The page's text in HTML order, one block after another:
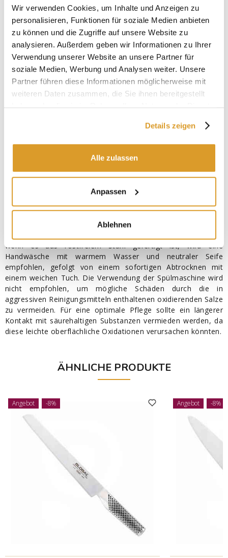
Wir verwenden Cookies, um Inhalte und Anzeigen zu
personalisieren, Funktionen für soziale Medien anbieten
zu können und die Zugriffe auf unsere Website zu
analysieren. Außerdem geben wir Informationen zu Ihrer
Verwendung unserer Website an unsere Partner für
soziale Medien, Werbung und Analysen weiter. Unsere
Partner führen diese Informationen möglicherweise mit
weiteren Daten zusammen, die Sie ihnen bereitgestellt
Details zeigen
Alle zulassen
Anpassen
Ablehnen
Als ideales Werkzeug für Profiköche und Kochbegeisterte
kombiniert das Global G-03 modernste Technologie mit
traditioneller japanischer Handwerkskunst und gewährleistet
höchste Leistung bei jeder Zubereitung.
Eigenschaften:
Marke: Global – Yoshikin
Serie: G
Modell: G-03
Legierung, Härte 56-58 HRC Rockwell)
Handgeschärft nach traditionellen japanischen Standards
Ergonomischer Griff
Nahtloses Design aus einem Stück
Hygienekonforme Materialien
wenn es aus rostfreiem Stahl gefertigt ist, wird eine
Handwäsche mit warmem Wasser und neutraler Seife
empfohlen, gefolgt von einem sofortigen Abtrocknen mit
einem weichen Tuch. Die Verwendung der Spülmaschine wird
nicht empfohlen, um mögliche Schäden durch die in
aggressiven Reinigungsmitteln enthaltenen oxidierenden Salze
zu vermeiden. Für eine optimale Pflege sollte ein längerer
Kontakt mit säurehaltigen Substanzen vermieden werden, da
diese leichte oberflächliche Oxidationen verursachen könnten.
ÄHNLICHE PRODUKTE
Angebot -8% Angebot -8%